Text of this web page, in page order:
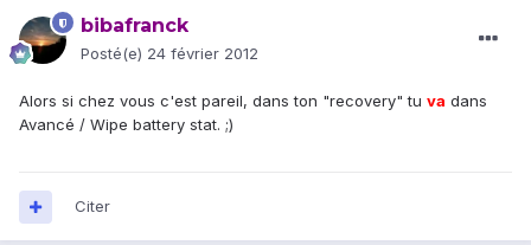
bibafranck
Posté(e) 24 février 2012
Alors si chez vous c'est pareil, dans ton "recovery" tu va dans
Avancé / Wipe battery stat. ;)
Citer